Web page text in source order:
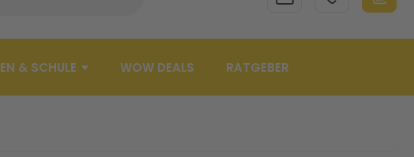
& SCHULE WOW DEALS RATGEBER